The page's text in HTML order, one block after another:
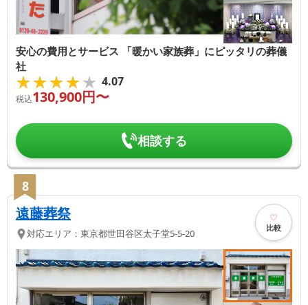
安心の費用とサービス 「暖かい家族葬」にピッタリの葬儀
社
★★★★★
★★★★★ 4.07
税込130,900円〜
相談する
8
遠藤葬祭
対応エリア： 東京都世田谷区太子堂5-5-20 比較